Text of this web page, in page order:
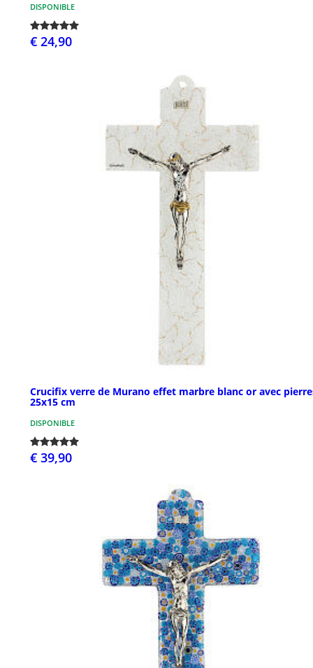
DISPONIBLE
€ 24,90
Crucifix verre de Murano effet marbre blanc or avec
25x15 cm
DISPONIBLE
€ 39,90